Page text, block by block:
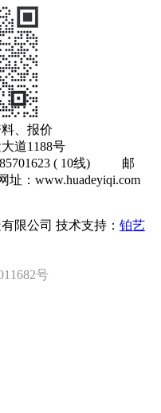
、报价
道1188号
( 10线) 邮
：www.huadeyiqi.com
限公司 技术支持： 铂艺
号